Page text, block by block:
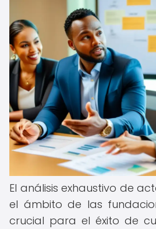
El análisis exhaustivo de
el ámbito de las
crucial para el éxito de